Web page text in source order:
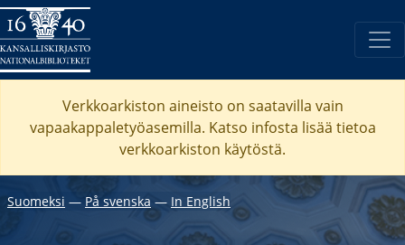
Verkkoarkiston aineisto on saatavilla vain
vapaakappaletyöasemilla. Katso infosta lisää tietoa
verkkoarkiston käytöstä.
Suomeksi ― På svenska ― In English